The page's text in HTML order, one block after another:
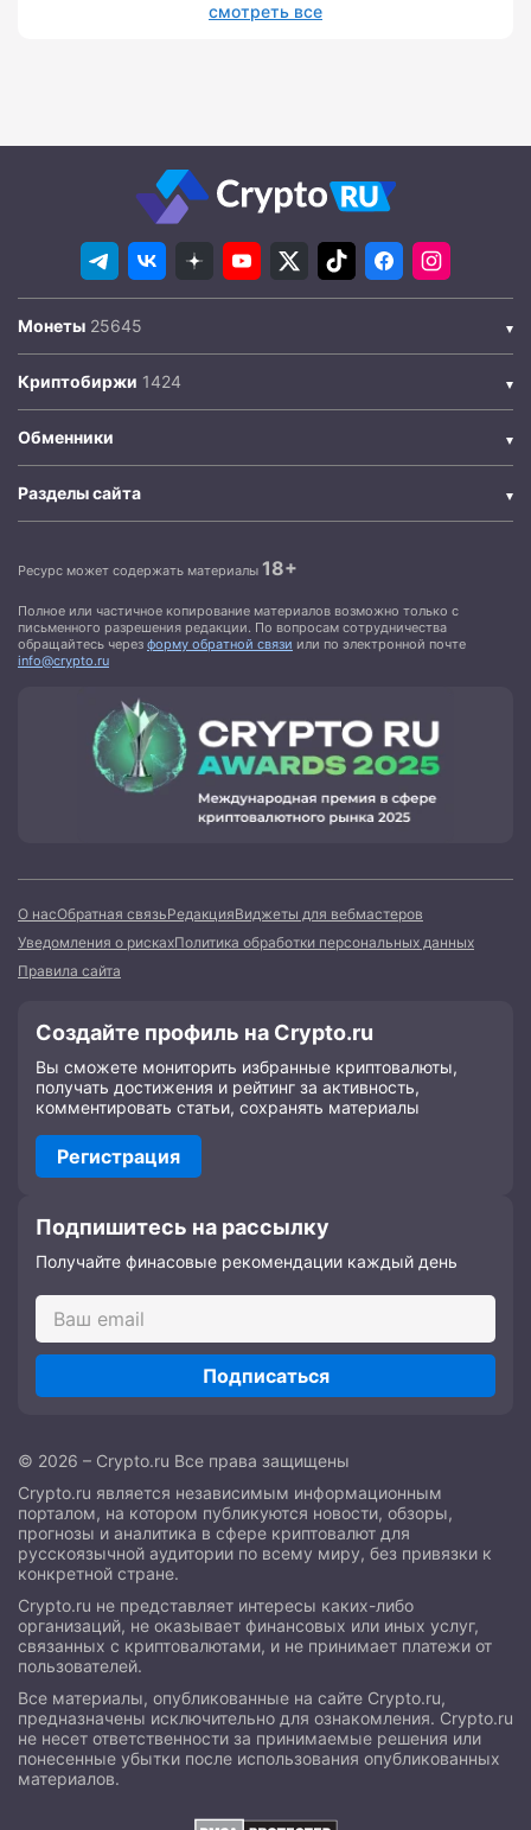
смотреть все
Монеты
Криптобиржи
Обменники
Разделы сайта
Ресурс может содержать материалы 18+
Полное или частичное копирование материалов возможно только с
письменного разрешения редакции. По вопросам сотрудничества
обращайтесь через форму обратной связи или по электронной почте
info@crypto.ru
О насОбратная связьРедакцияВиджеты для вебмастеров
Уведомления о рискахПолитика обработки персональных данных
Правила сайта
Создайте профиль на Crypto.ru
Вы сможете мониторить избранные криптовалюты,
получать достижения и рейтинг за активность,
комментировать статьи, сохранять материалы
Регистрация
Подпишитесь на рассылку
Получайте финасовые рекомендации каждый день
Подписаться
© 2026 – Crypto.ru Все права защищены
Crypto.ru является независимым информационным
порталом, на котором публикуются новости, обзоры,
прогнозы и аналитика в сфере криптовалют для
русскоязычной аудитории по всему миру, без привязки к
конкретной стране.
Crypto.ru не представляет интересы каких-либо
организаций, не оказывает финансовых или иных услуг,
связанных с криптовалютами, и не принимает платежи от
пользователей.
Все материалы, опубликованные на сайте Crypto.ru,
предназначены исключительно для ознакомления. Crypto.ru
не несет ответственности за принимаемые решения или
понесенные убытки после использования опубликованных
материалов.